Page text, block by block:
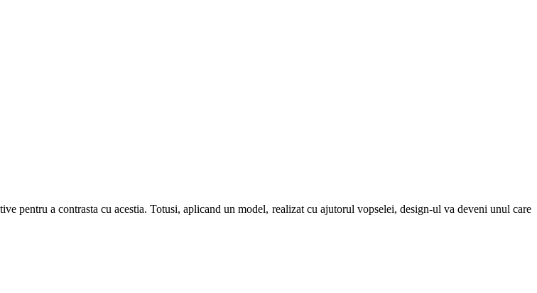
pentru a contrasta cu acestia. Totusi, aplicand un model, realizat cu ajutorul vopselei, design-ul va deveni unul care